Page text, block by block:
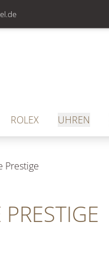
ROLEX UHREN
Prestige